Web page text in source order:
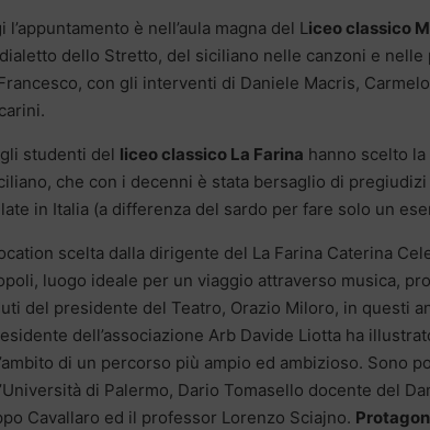
l’appuntamento è nell’aula magna del Liceo classico
dello Stretto, del siciliano nelle canzoni e nelle
con gli interventi di Daniele Macris,
studenti del liceo classico La Farina hanno scelto
che con i decenni è stata bersaglio di
in Italia (a differenza del sardo per fare solo un
scelta dalla dirigente del La Farina Caterina
luogo ideale per un viaggio attraverso musica,
del presidente del Teatro, Orazio Miloro, in questi
dell’associazione Arb Davide Liotta ha
di un percorso più ampio ed ambizioso. Sono
di Palermo, Dario Tomasello docente del
Cavallaro ed il professor Lorenzo Sciajno.